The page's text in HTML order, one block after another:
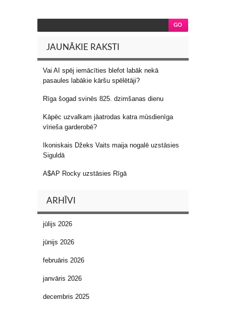
JAUNĀKIE RAKSTI
Vai AI spēj iemācīties blefot labāk nekā
pasaules labākie kāršu spēlētāji?
Rīga šogad svinēs 825. dzimšanas dienu
Kāpēc uzvalkam jāatrodas katra mūsdienīga
vīrieša garderobē?
Ikoniskais Džeks Vaits maija nogalē uzstāsies
Siguldā
A$AP Rocky uzstāsies Rīgā
ARHĪVI
jūlijs 2026
jūnijs 2026
februāris 2026
janvāris 2026
decembris 2025